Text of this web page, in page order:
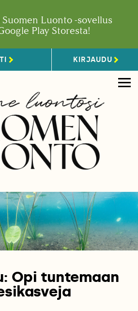
Suomen Luonto -sovellus
Play Storesta!
KIRJAUDU
Opi tuntemaan